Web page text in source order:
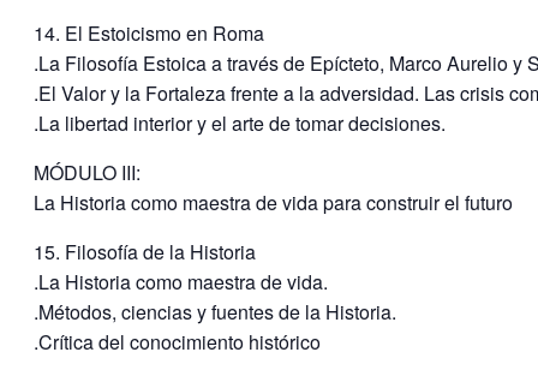
14. El Estoicismo en Roma
.La Filosofía Estoica a través de Epícteto, Marco Aurelio y
.El Valor y la Fortaleza frente a la adversidad. Las crisis
.La libertad interior y el arte de tomar decisiones.
MÓDULO III:
La Historia como maestra de vida para construir el futuro
15. Filosofía de la Historia
.La Historia como maestra de vida.
.Métodos, ciencias y fuentes de la Historia.
.Crítica del conocimiento histórico